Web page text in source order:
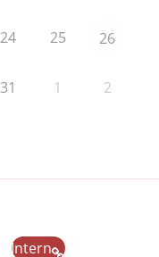
24 25 26
31 1 2
Intern